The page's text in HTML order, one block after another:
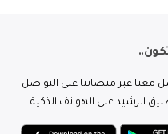
معنا عبر منصاتنا على التواصل
الرشيد على الهواتف الذكية.